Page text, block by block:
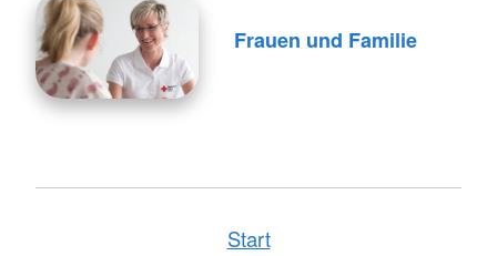
Frauen und Familie
Start